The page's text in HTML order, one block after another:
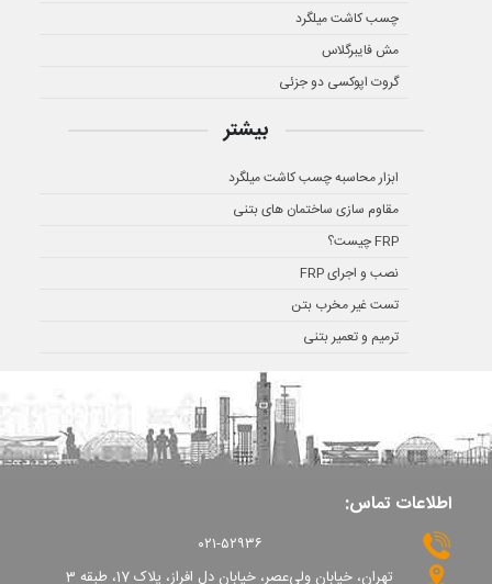
چسب کاشت میلگرد
مش فایبرگلاس
گروت اپوکسی دو جزئی
بیشتر
ابزار محاسبه چسب کاشت میلگرد
مقاوم سازی ساختمان های بتنی
FRP چیست؟
نصب و اجرای FRP
تست غیر مخرب بتن
ترمیم و تعمیر بتنی
اطلاعات تماس:
۰۲۱-۵۲۹۳۶
تهران، خیابان ولی‌عصر، خیابان دل افراز، پلاک 17، طبقه 3